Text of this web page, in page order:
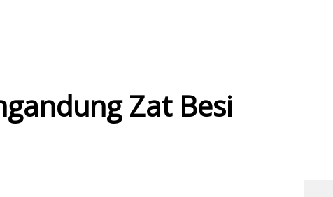
Zat Besi